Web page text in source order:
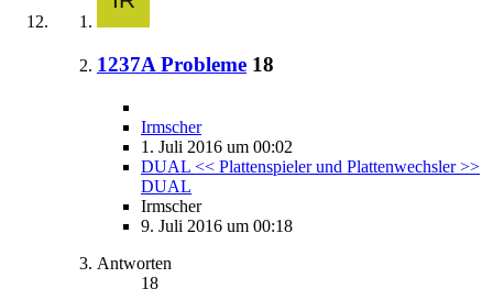
1237A Probleme 18
Irmscher
1. Juli 2016 um 00:02
DUAL << Plattenspieler und Plattenwechsler >>
DUAL
Irmscher
9. Juli 2016 um 00:18
Antworten
18